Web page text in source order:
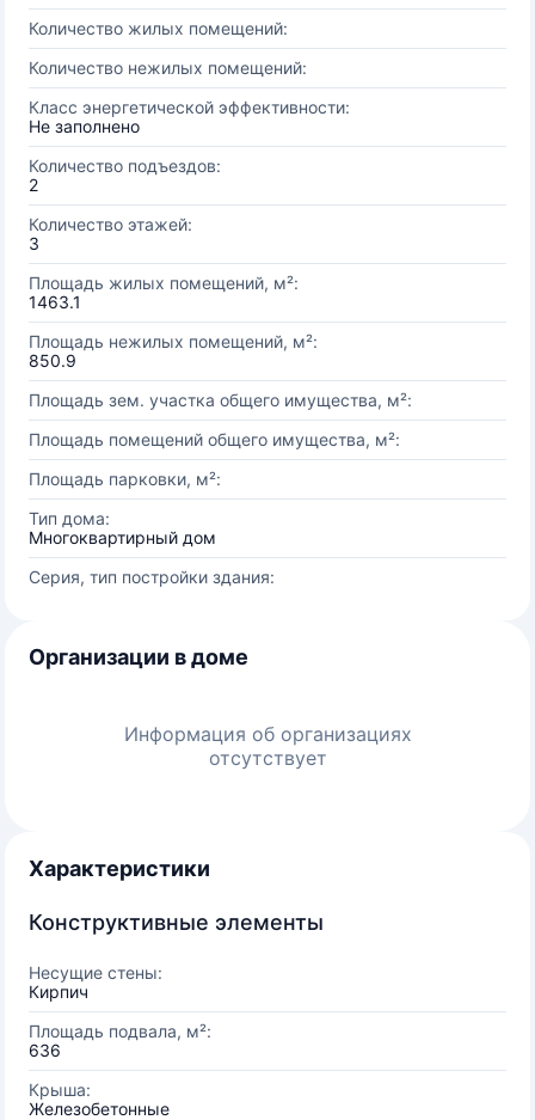
Количество жилых помещений:
Количество нежилых помещений:
Класс энергетической эффективности:
Не заполнено
Количество подъездов:
2
Количество этажей:
3
Площадь жилых помещений, м²:
1463.1
Площадь нежилых помещений, м²:
850.9
Площадь зем. участка общего имущества, м²:
Площадь помещений общего имущества, м²:
Площадь парковки, м²:
Тип дома:
Многоквартирный дом
Серия, тип постройки здания:
Организации в доме
Информация об организациях
отсутствует
Характеристики
Конструктивные элементы
Несущие стены:
Кирпич
Площадь подвала, м²:
636
Крыша:
Железобетонные